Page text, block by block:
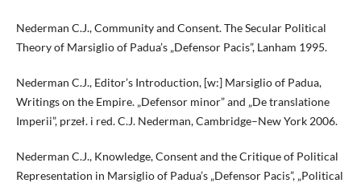
Nederman C.J., Community and Consent. The Secular Political
Theory of Marsiglio of Padua’s „Defensor Pacis”, Lanham 1995.
Nederman C.J., Editor’s Introduction, [w:] Marsiglio of Padua,
Writings on the Empire. „Defensor minor” and „De translatione
Imperii”, przeł. i red. C.J. Nederman, Cambridge–New York 2006.
Nederman C.J., Knowledge, Consent and the Critique of Political
Representation in Marsiglio of Padua’s „Defensor Pacis”, „Political